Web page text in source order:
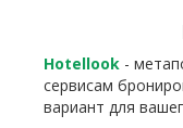
Hotellook -
сервисам
вариант для